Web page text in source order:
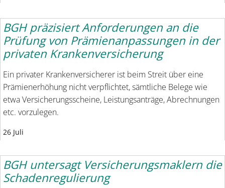
BGH präzisiert Anforderungen an die
Prüfung von Prämienanpassungen in der
privaten Krankenversicherung
Ein privater Krankenversicherer ist beim Streit über eine
Prämienerhöhung nicht verpflichtet, sämtliche Belege wie
etwa Versicherungsscheine, Leistungsanträge, Abrechnungen
etc. vorzulegen.
26 Juli
BGH untersagt Versicherungsmaklern die
Schadenregulierung